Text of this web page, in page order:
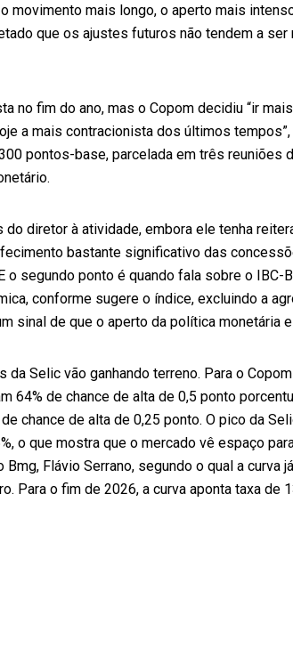
movimento mais longo, o aperto mais
que os ajustes futuros não tendem a
no fim do ano, mas o Copom decidiu “ir
a mais contracionista dos últimos
pontos-base, parcelada em três reuniões
diretor à atividade, embora ele tenha
bastante significativo das
segundo ponto é quando fala sobre o IBC-
conforme sugere o índice, excluindo a
sinal de que o aperto da política monetária
Selic vão ganhando terreno. Para o
64% de chance de alta de 0,5 ponto
chance de alta de 0,25 ponto. O pico da
o que mostra que o mercado vê espaço
Flávio Serrano, segundo o qual a curva
Para o fim de 2026, a curva aponta taxa de